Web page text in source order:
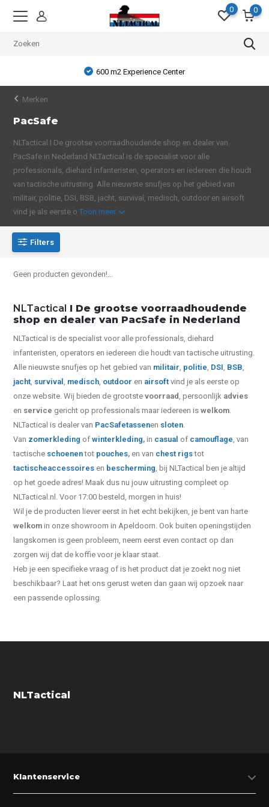
0 0
600 m2 Experience Center
Merken
PacSafe
NLTactical I De grootse voorraadhoudende shop en dealer van
PacSafe in Nederland NLTactical is de specialist voor alle
professionals, diehard infanteristen, operators en iedereen die houdt
van tactische uitrusting. Alle nieuwste snufjes op het gebied van
militair, politie, DSI, BSB, jacht, survival, medisch, outdoor en airsoft
vind je als eerste oToon meer
Filters
Geen producten gevonden!...
NLTactical I De grootse voorraadhoudende
shop en dealer van PacSafe in Nederland
NLTactical is de specialist voor alleprofessionals, diehard
infanteristen, operators en iedereen die houdt van tactische uitrusting.
Alle nieuwste snufjes op het gebied van militair, politie, DSI, BSB,
jacht, survival, medisch, outdoor en airsoft vind je als eerste op
onze website.Wij bieden de grootstevoorraad, persoonlijk advies
en service gericht op professionals maar iedereen iswelkom.
NLTactical is dealer van PacSafetassenen sloten.
Van zomerkleding ofwinterkleding, in casual of camouflage, van
tactische schoenentot pouches, en van chest rigstot
tactischeaccessoires en bescherming, bij NLTactical ben je altijd
op het goede adres! Maak dus nu jouw uitrusting compleet op
NLTactical.nl. Voor 17:00 besteld, morgen in huis!
Wil je de producten liever eerst in het echt bekijken, je bent van harte
welkom in onze showroom in Apeldoorn. Ook buiten openingstijden
langskomen is geen probleem, neem eerst even contact op dan
zorgen wij dat de koffie voor je klaar staat.
Heb je een specifieke vraag of is het product dat je zoekt nog niet
beschikbaar? Laat het ons gerust weten dan gaan wij opzoek naar
een passende oplossing.
NLTactical
Klantenservice